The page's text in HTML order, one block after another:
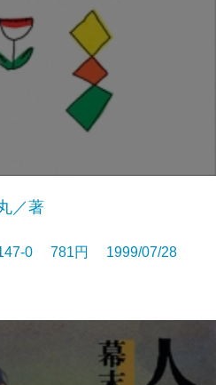
／著
0 781円 1999/07/28